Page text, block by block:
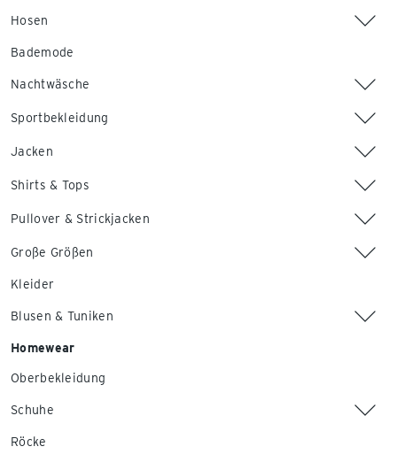
Hosen
Bademode
Nachtwäsche
Sportbekleidung
Jacken
Shirts & Tops
Pullover & Strickjacken
Große Größen
Kleider
Blusen & Tuniken
Homewear
Oberbekleidung
Schuhe
Röcke